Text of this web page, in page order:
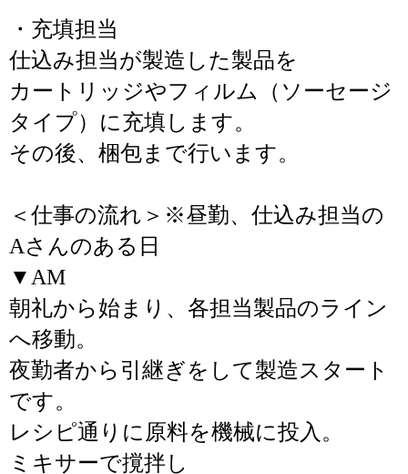
・充填担当
仕込み担当が製造した製品を
カートリッジやフィルム（ソーセージ
タイプ）に充填します。
その後、梱包まで行います。
＜仕事の流れ＞※昼勤、仕込み担当の
Aさんのある日
▼AM
朝礼から始まり、各担当製品のライン
へ移動。
夜勤者から引継ぎをして製造スタート
です。
レシピ通りに原料を機械に投入。
ミキサーで撹拌し